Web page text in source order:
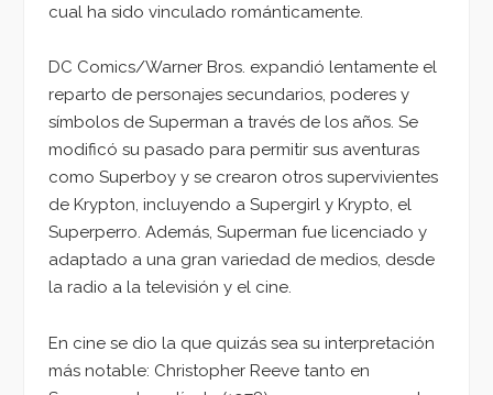
cual ha sido vinculado románticamente.
DC Comics/Warner Bros. expandió lentamente el
reparto de personajes secundarios, poderes y
símbolos de Superman a través de los años. Se
modificó su pasado para permitir sus aventuras
como Superboy y se crearon otros supervivientes
de Krypton, incluyendo a Supergirl y Krypto, el
Superperro. Además, Superman fue licenciado y
adaptado a una gran variedad de medios, desde
la radio a la televisión y el cine.
En cine se dio la que quizás sea su interpretación
más notable: Christopher Reeve tanto en